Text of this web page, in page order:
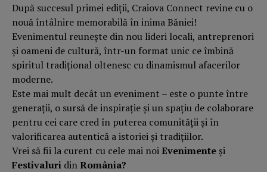
După succesul primei ediții, Craiova Connect revine cu o
nouă întâlnire memorabilă în inima Băniei!
Evenimentul reunește din nou lideri locali, antreprenori
și oameni de cultură, într-un format unic ce îmbină
spiritul tradițional oltenesc cu dinamismul afacerilor
moderne.
Este mai mult decât un eveniment – este o punte între
generații, o sursă de inspirație și un spațiu de colaborare
pentru cei care cred în puterea comunității și în
valorificarea autentică a istoriei și tradițiilor.
Vrei să fii la curent cu cele mai noiEvenimente și
Festivaluri dinRomânia?